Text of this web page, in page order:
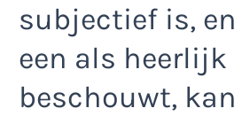
subjectief is,
een als heerlijk
beschouwt, kan